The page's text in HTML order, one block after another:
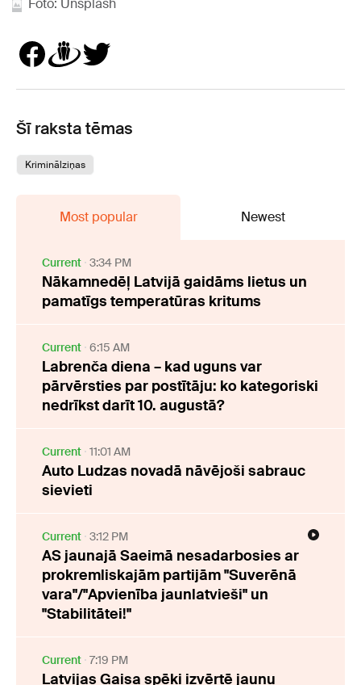
Foto: Unsplash
Šī raksta tēmas
Kriminālziņas
Most popular Newest
Current 3:34 PM
Nākamnedēļ Latvijā gaidāms lietus un
pamatīgs temperatūras kritums
Current 6:15 AM
Labrenča diena – kad uguns var
pārvērsties par postītāju: ko kategoriski
nedrīkst darīt 10. augustā?
Current 11:01 AM
Auto Ludzas novadā nāvējoši sabrauc
sievieti
Current 3:12 PM
AS jaunajā Saeimā nesadarbosies ar
prokremliskajām partijām "Suverēnā
vara"/"Apvienība jaunlatvieši" un
"Stabilitātei!"
Current 7:19 PM
Latvijas Gaisa spēki izvērtē jaunu